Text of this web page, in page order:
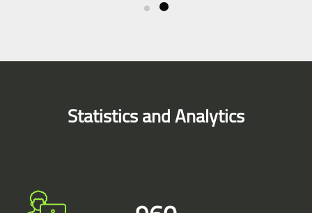
Statistics and Analytics